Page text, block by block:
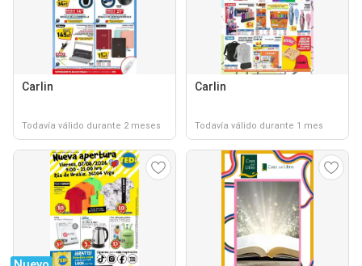
Carlin
Todavía válido durante 2 meses
Carlin
Todavía válido durante 1 mes